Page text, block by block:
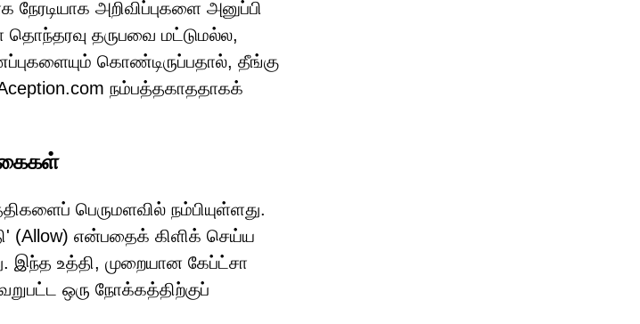
அறிவிப்புகளை அனுப்பி
தொந்தரவு தருபவை மட்டுமல்ல,
கொண்டிருப்பதால், தீங்கு
நம்பத்தகாததாகக்
பெருமளவில் நம்பியுள்ளது.
(Allow) என்பதைக் கிளிக் செய்ய
இந்த உத்தி, முறையான கேப்ட்சா
ஒரு நோக்கத்திற்குப்